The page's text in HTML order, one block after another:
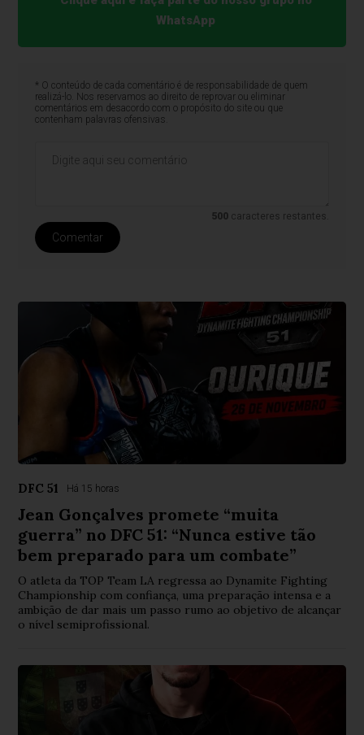
WhatsApp
* O conteúdo de cada comentário é de responsabilidade de quem
realizá-lo. Nos reservamos ao direito de reprovar ou eliminar
comentários em desacordo com o propósito do site ou que
contenham palavras ofensivas.
500 caracteres restantes.
Comentar
DFC 51 Há 15 horas
Jean Gonçalves promete “muita
guerra” no DFC 51: “Nunca estive tão
bem preparado para um combate”
O atleta da TOP Team LA regressa ao Dynamite Fighting
Championship com confiança, uma preparação intensa e a
ambição de dar mais um passo rumo ao objetivo de alcançar
o nível semiprofissional.